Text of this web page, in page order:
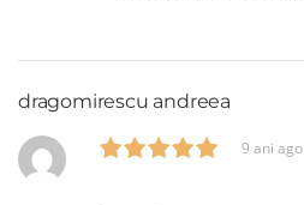
dragomirescu andreea
9 ani ago